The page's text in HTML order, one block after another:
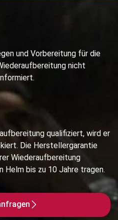
und Vorbereitung für die
nicht
qualifiziert, wird er
Die Herstellergarantie
Wiederaufbereitung
Helm bis zu 10 Jahre tragen.